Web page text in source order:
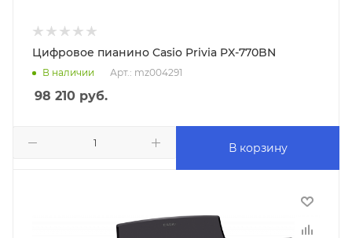
Цифровое пианино Casio Privia PX-770BN
В наличии Арт.: mz004291
98 210 руб.
В корзину